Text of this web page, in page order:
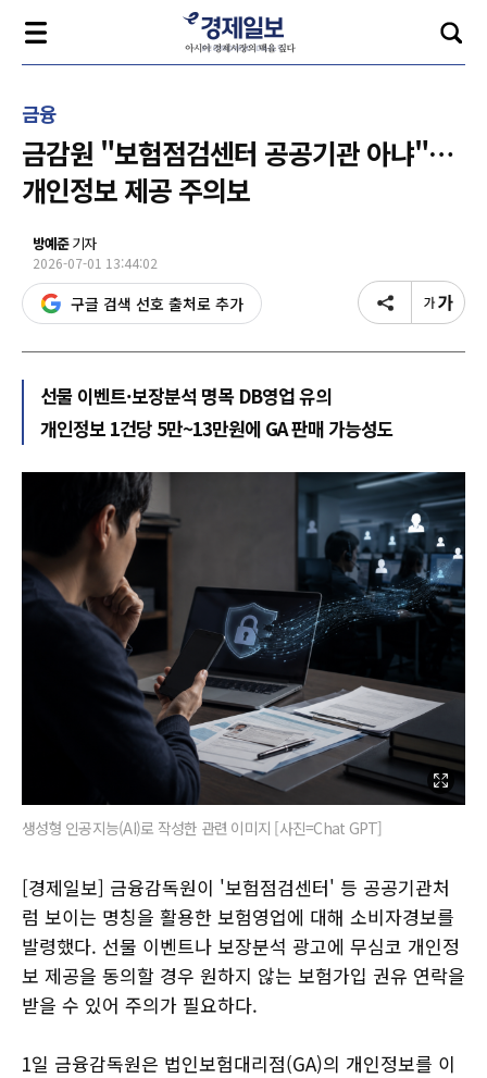
금융
금감원 "보험점검센터 공공기관 아냐"…
개인정보 제공 주의보
방예준기자
2026-07-01 13:44:02
구글 검색 선호 출처로 추가
선물 이벤트·보장분석 명목 DB영업 유의
개인정보 1건당 5만~13만원에 GA 판매 가능성도
생성형 인공지능(AI)로 작성한 관련 이미지 [사진=Chat GPT]
[경제일보] 금융감독원이 '보험점검센터' 등 공공기관처
럼 보이는 명칭을 활용한 보험영업에 대해 소비자경보를
발령했다. 선물 이벤트나 보장분석 광고에 무심코 개인정
보 제공을 동의할 경우 원하지 않는 보험가입 권유 연락을
받을 수 있어 주의가 필요하다.
1일 금융감독원은 법인보험대리점(GA)의 개인정보를 이